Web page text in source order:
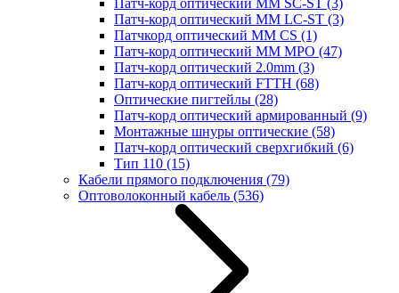
Патч-корд оптический MM SC-ST (3)
Патч-корд оптический MM LC-ST (3)
Патчкорд оптический MM CS (1)
Патч-корд оптический MM MPO (47)
Патч-корд оптический 2.0mm (3)
Патч-корд оптический FTTH (68)
Оптические пигтейлы (28)
Патч-корд оптический армированный (9)
Монтажные шнуры оптические (58)
Патч-корд оптический сверхгибкий (6)
Тип 110 (15)
Кабели прямого подключения (79)
Оптоволоконный кабель (536)